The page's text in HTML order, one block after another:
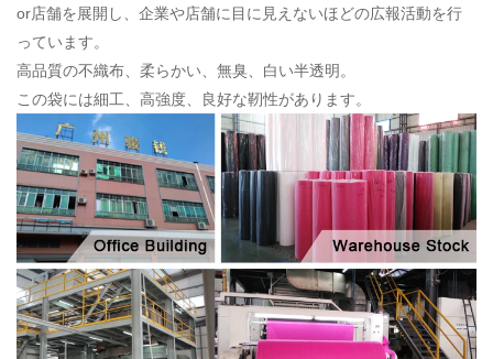
or店舗を展開し、企業や店舗に目に見えないほどの広報活動を行
っています。
高品質の不織布、柔らかい、無臭、白い半透明。
この袋には細工、高強度、良好な靭性があります。